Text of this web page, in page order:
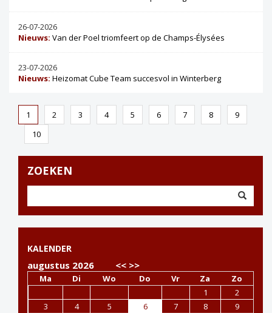
26-07-2026
Nieuws: Van der Poel triomfeert op de Champs-Élysées
23-07-2026
Nieuws: Heizomat Cube Team succesvol in Winterberg
1 2 3 4 5 6 7 8
9
10
ZOEKEN
KALENDER
augustus 2026 << >>
Ma Di Wo Do Vr Za
Zo
1
2
3
4 5 6 7 8
9